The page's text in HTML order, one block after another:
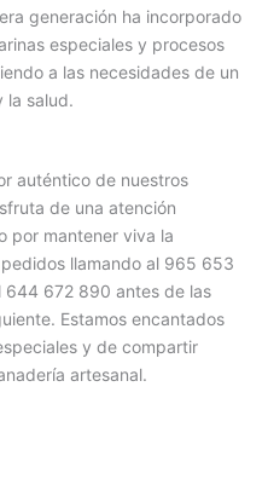
generación ha incorporado
especiales y procesos
a las necesidades de un
la salud.
auténtico de nuestros
de una atención
por mantener viva la
llamando al 965 653
644 672 890 antes de las
Estamos encantados
y de compartir
artesanal.